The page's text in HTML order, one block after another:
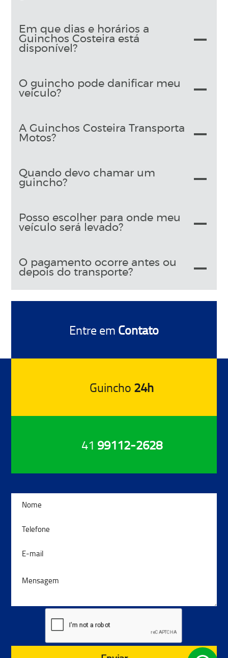
Em que dias e horários a
Guinchos Costeira está
disponível?
O guincho pode danificar meu
veículo?
A Guinchos Costeira Transporta
Motos?
Quando devo chamar um
guincho?
Posso escolher para onde meu
veículo será levado?
O pagamento ocorre antes ou
depois do transporte?
Guincho 24h
Entre em Contato
41 99112-2628